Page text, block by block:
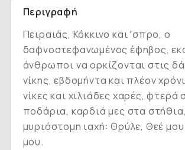
Περιγραφή
Πειραιάς, Κόκκινο και ʼσπρο, ο
δαφνοστεφανωμένος έφηβος,
άνθρωποι να ορκίζονται στις
νίκης, εβδομήντα και πλέον
νίκες και χιλιάδες χαρές, φτερά
ποδάρια, καρδιά μες στα
μυριόστομη ιαχή: Θρύλε, Θεέ
μου.